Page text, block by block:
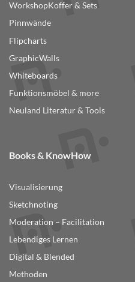
WorkshopKoffer & Sets
Pinnwände
Flipcharts
GraphicWalls
Whiteboards
Funktionsmöbel & more
Neuland Literatur & Tools
Books & KnowHow
Visualisierung
Sketchnoting
Moderation – Facilitation
Lebendiges Lernen
Digital & Blended
Methoden